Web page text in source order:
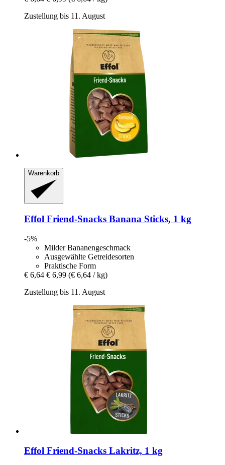
Zustellung bis 11. August
Warenkorb
Effol Friend-​Snacks Banana Sticks, 1 kg
-5%
Milder Bananengeschmack
Ausgewählte Getreidesorten
Praktische Form
€ 6,64 € 6,99 (€ 6,64 / kg)
Zustellung bis 11. August
Effol Friend-​Snacks Lakritz, 1 kg